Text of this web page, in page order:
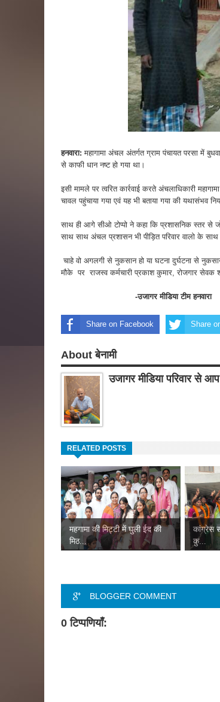
हनवारा: महागामा अंचल अंतर्गत ग्राम पंचायत परसा में
से काफी धान नष्ट हो गया था।
इसी मामले पर त्वरित कार्रवाई करते अंचलाधिकारी
चावल पहुंचाया गया एवं यह भी बताया गया की यथासंभव
साथ ही आगे सीओ टोप्पो ने कहा कि प्रशासनिक स्तर से
साथ साथ अंचल प्रशासन भी पीड़ित परिवार वालो के
चाहे वो अगलगी से नुकसान हो या घटना दुर्घटना से
मौके पर राजस्व कर्मचारी प्रकाश कुमार, रोजगार सेवक
-उजागर मीडिया टीम हनवारा
Share on Facebook Share
About बेनामी
उजागर मीडिया परिवार
RELATED POSTS
महगामा की मिट्टी में घुली ईद की
मिठ...
कांग्रेस
कु...
BLOGGER COMMENT
0 टिप्पणियाँ: